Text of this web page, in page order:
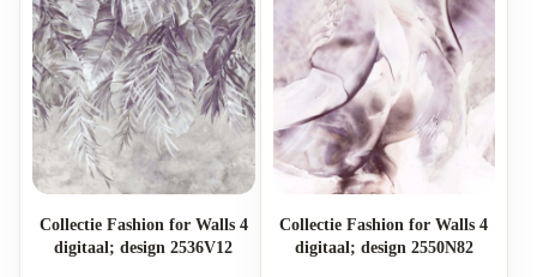
Collectie Fashion for Walls 4
digitaal; design 2536V12
Collectie Fashion for Walls 4
digitaal; design 2550N82